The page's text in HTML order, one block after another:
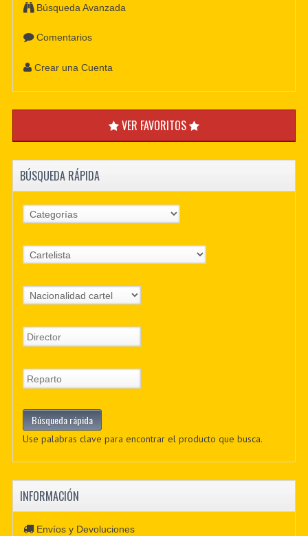
Búsqueda Avanzada
Comentarios
Crear una Cuenta
VER FAVORITOS
BÚSQUEDA RÁPIDA
Use palabras clave para encontrar el producto que busca.
INFORMACIÓN
Envíos y Devoluciones